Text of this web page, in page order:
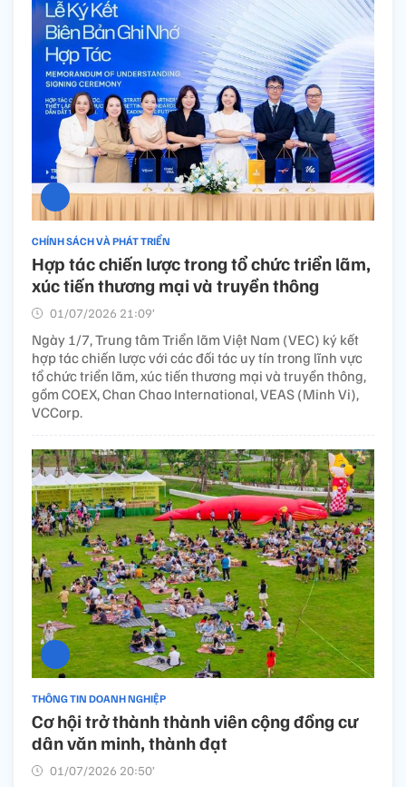
CHÍNH SÁCH VÀ PHÁT TRIỂN
Hợp tác chiến lược trong tổ chức triển lãm,
xúc tiến thương mại và truyền thông
01/07/2026 21:09’
Ngày 1/7, Trung tâm Triển lãm Việt Nam (VEC) ký kết
hợp tác chiến lược với các đối tác uy tín trong lĩnh vực
tổ chức triển lãm, xúc tiến thương mại và truyền thông,
gồm COEX, Chan Chao International, VEAS (Minh Vi),
VCCorp.
THÔNG TIN DOANH NGHIỆP
Cơ hội trở thành thành viên cộng đồng cư
dân văn minh, thành đạt
01/07/2026 20:50’